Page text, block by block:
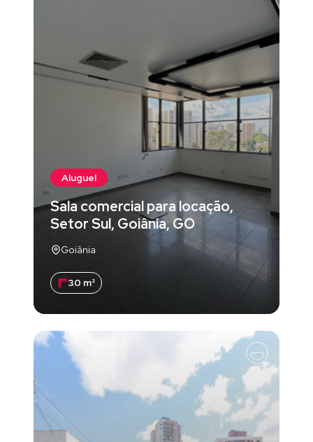
Aluguel
Sala comercial para locação,
Setor Sul, Goiânia, GO
Goiânia
30 m²